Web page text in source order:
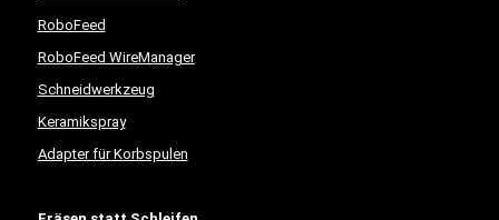
RoboFeed
RoboFeed WireManager
Schneidwerkzeug
Keramikspray
Adapter für Korbspulen